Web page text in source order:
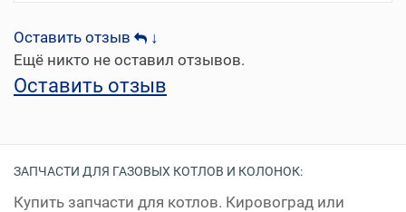
Оставить отзыв
↓
Ещё никто не оставил отзывов.
Оставить отзыв
ЗАПЧАСТИ ДЛЯ ГАЗОВЫХ КОТЛОВ И КОЛОНОК:
Купить запчасти для котлов. Кировоград или